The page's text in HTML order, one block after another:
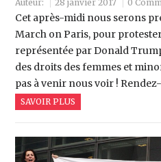
Auteur: 28 janvier 2017 0
Cet après-midi nous serons
March on Paris, pour
représentée par Donald
des droits des femmes et
pas à venir nous voir !
SAVOIR PLUS